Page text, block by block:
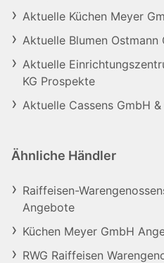
Aktuelle Küchen Meyer
Aktuelle Blumen Ostmann
Aktuelle
KG Prospekte
Aktuelle Cassens GmbH
Ähnliche Händler
Raiffeisen-
Angebote
Küchen Meyer GmbH
RWG Raiffeisen